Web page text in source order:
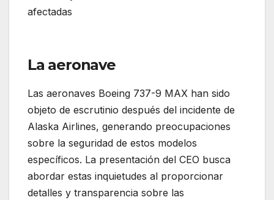
afectadas
La aeronave
Las aeronaves Boeing 737-9 MAX han sido
objeto de escrutinio después del incidente de
Alaska Airlines, generando preocupaciones
sobre la seguridad de estos modelos
específicos. La presentación del CEO busca
abordar estas inquietudes al proporcionar
detalles y transparencia sobre las